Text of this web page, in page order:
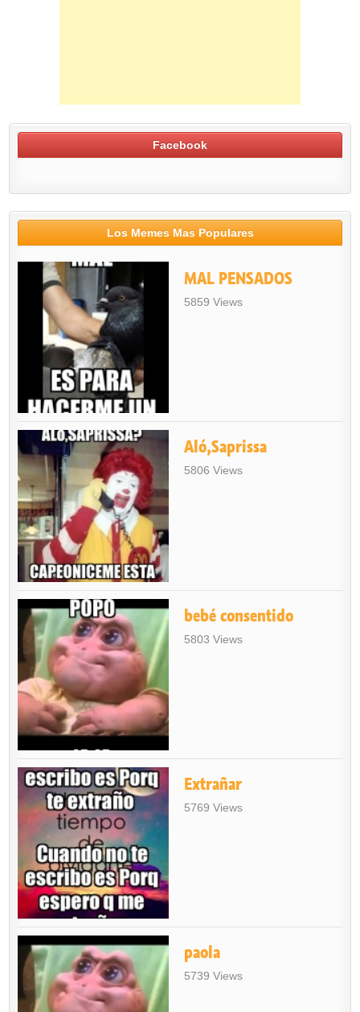
Facebook
Los Memes Mas Populares
MAL PENSADOS
5859 Views
Aló,Saprissa
5806 Views
bebé consentido
5803 Views
Extrañar
5769 Views
paola
5739 Views